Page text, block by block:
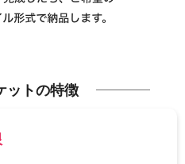
ットの特徴